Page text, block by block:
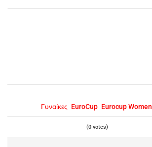
Γυναίκες EuroCup Eurocup Women
(0 votes)